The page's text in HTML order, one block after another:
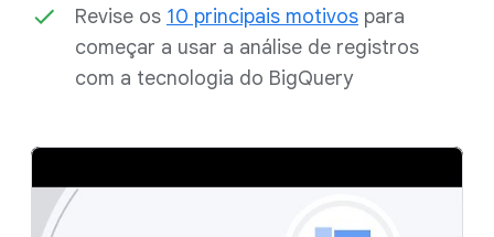
Revise os 10 principais motivos para
começar a usar a análise de registros
com a tecnologia do BigQuery